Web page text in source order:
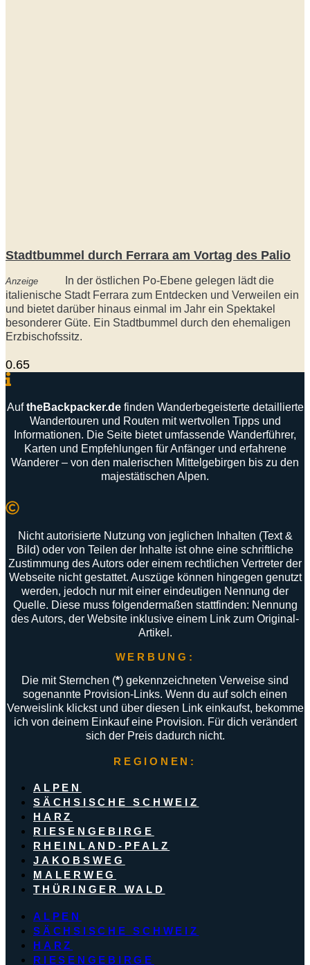
Stadtbummel durch Ferrara am Vortag des Palio
Anzeige
In der östlichen Po-Ebene gelegen lädt die
italienische Stadt Ferrara zum Entdecken und Verweilen ein
und bietet darüber hinaus einmal im Jahr ein Spektakel
besonderer Güte. Ein Stadtbummel durch den ehemaligen
Erzbischofssitz.
Auf theBackpacker.de finden Wanderbegeisterte detaillierte
Wandertouren und Routen mit wertvollen Tipps und
Informationen. Die Seite bietet umfassende Wanderführer,
Karten und Empfehlungen für Anfänger und erfahrene
Wanderer – von den malerischen Mittelgebirgen bis zu den
majestätischen Alpen.
Nicht autorisierte Nutzung von jeglichen Inhalten (Text &
Bild) oder von Teilen der Inhalte ist ohne eine schriftliche
Zustimmung des Autors oder einem rechtlichen Vertreter der
Webseite nicht gestattet. Auszüge können hingegen genutzt
werden, jedoch nur mit einer eindeutigen Nennung der
Quelle. Diese muss folgendermaßen stattfinden: Nennung
des Autors, der Website inklusive einem Link zum Original-
Artikel.
WERBUNG:
Die mit Sternchen (*) gekennzeichneten Verweise sind
sogenannte Provision-Links. Wenn du auf solch einen
Verweislink klickst und über diesen Link einkaufst, bekomme
ich von deinem Einkauf eine Provision. Für dich verändert
sich der Preis dadurch nicht.
REGIONEN:
ALPEN
SÄCHSISCHE SCHWEIZ
HARZ
RIESENGEBIRGE
RHEINLAND-PFALZ
JAKOBSWEG
MALERWEG
THÜRINGER WALD
ALPEN
SÄCHSISCHE SCHWEIZ
HARZ
RIESENGEBIRGE